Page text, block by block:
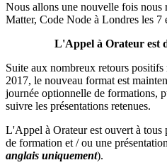
Nous allons une nouvelle fois nous
Matter, Code Node à Londres les 7
L'Appel à Orateur est
Suite aux nombreux retours
2017, le nouveau format est
journée optionnelle de formations,
suivre les présentations retenues.
L'Appel à Orateur est ouvert à tous
de formation et / ou une
anglais uniquement).